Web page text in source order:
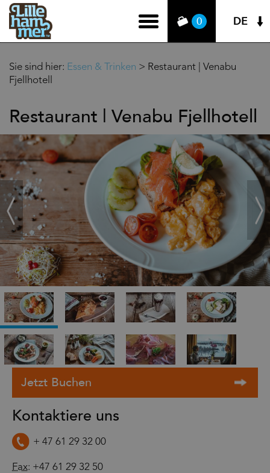
0 DE
Sie sind hier: Essen & Trinken > Restaurant | Venabu
Fjellhotell
Restaurant | Venabu Fjellhotell
Zurück
Kontaktiere uns
+ 47 61 29 32 00
Fax: +47 61 29 32 50